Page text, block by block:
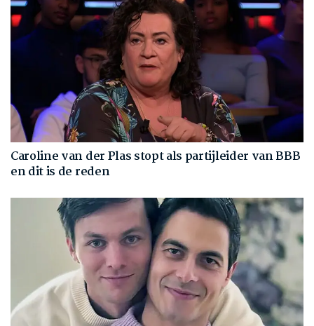
Caroline van der Plas stopt als partijleider van BBB
en dit is de reden